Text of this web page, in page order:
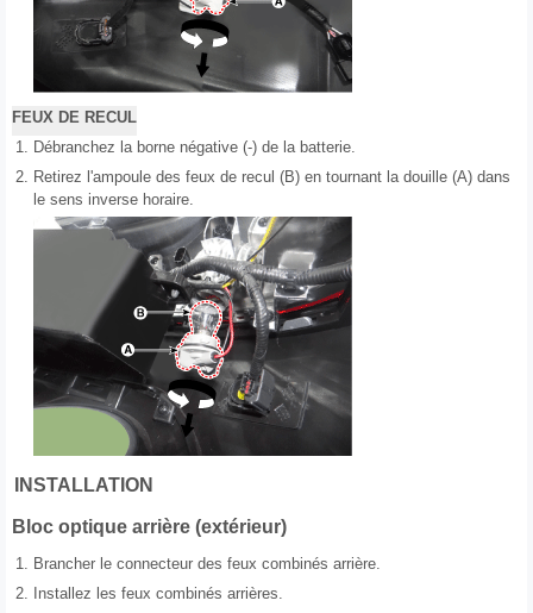
FEUX DE RECUL
1. Débranchez la borne négative (-) de la batterie.
2. Retirez l'ampoule des feux de recul (B) en tournant la douille (A) dans
le sens inverse horaire.
INSTALLATION
Bloc optique arrière (extérieur)
1. Brancher le connecteur des feux combinés arrière.
2.
Installez les feux combinés arrières.